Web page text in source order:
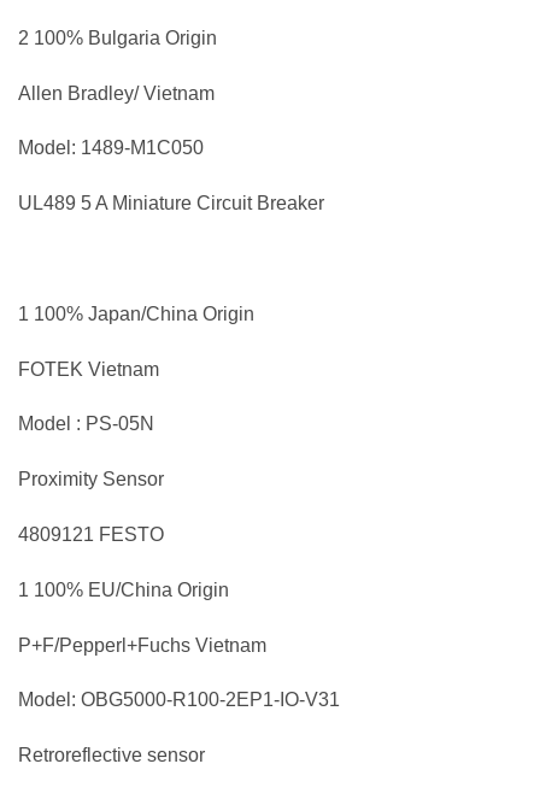
2 100% Bulgaria Origin
Allen Bradley/ Vietnam
Model: 1489-M1C050
UL489 5 A Miniature Circuit Breaker
1 100% Japan/China Origin
FOTEK Vietnam
Model : PS-05N
Proximity Sensor
4809121 FESTO
1 100% EU/China Origin
P+F/Pepperl+Fuchs Vietnam
Model: OBG5000-R100-2EP1-IO-V31
Retroreflective sensor